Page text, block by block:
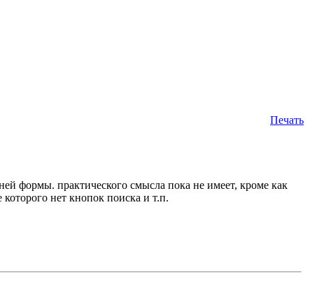
Печать
формы. практического смысла пока не имеет, кроме как
нет кнопок поиска и т.п.